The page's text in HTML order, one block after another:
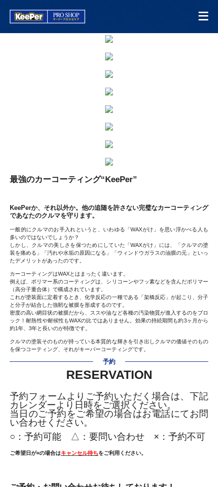
最強のカーコーティング“KeePer”
KeePerか、それ以外か。他の追随を許さない完璧なカーコーティング
であなたのクルマを守ります。
一般的にクルマのお手入れというと、いわゆる「WAXがけ」を思い浮かべる人も
多いのではないでしょうか？
しかし、クルマの美しさを保つためにしていた「WAXがけ」には、「クルマの塗
装を痛める」「汚れや水垢の原因になる」「ウィンドウガラスの油膜の元」といっ
たデメリットがあったのです。
カーコーティングはWAXとはまったく違います。
例えば、ポリマー系のコーティングは、シリコーンやフッ素などを含んだポリマー
（高分子重合体）で構成されています。
これが塗装面に定着するとき、化学反応の一種である「架橋反応」が起こり、分子
と分子が結合した強靭な被膜を形成するのです。
密度の高い網目状の被膜だから、ススや油など各種の汚染物質が進入するのをブロ
ック！耐熱性や耐候性もWAXの比ではありません。効果の持続期間も約3ヶ月から
約1年、3年と長いのが特徴です。
クルマの塗装そのものが持っている本質的な輝きを引き出しクルマの価値そのもの
を保つコーティング、それがキーパーコーティングです。
予約
RESERVATION
予約フォームよりご予約いただく場合は、下記
カレンダーより日時をご選択ください。
当日のご予約をご希望の場合はお電話にてお問
い合わせください。
○： 予約可能 △：要問い合わせ ×：予約不可
ご希望日が×の場合はキャンセル待ちをご利用ください。